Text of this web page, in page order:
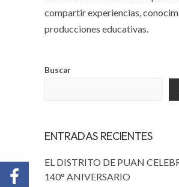
compartir experiencias,
producciones educativas.
Buscar
ENTRADAS RECIENTES
EL DISTRITO DE PUAN
140° ANIVERSARIO